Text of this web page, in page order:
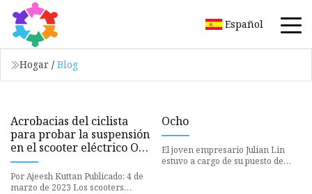
Español
Hogar / Blog
Acrobacias del ciclista
para probar la suspensión
en el scooter eléctrico Ola
S1 Pro: ¿Sobrevivió la
suspensión? [Video]
Por Ajeesh Kuttan Publicado: 4 de
marzo de 2023 Los scooters
Ocho
El joven empresario Julian Lin
estuvo a cargo de su puesto de